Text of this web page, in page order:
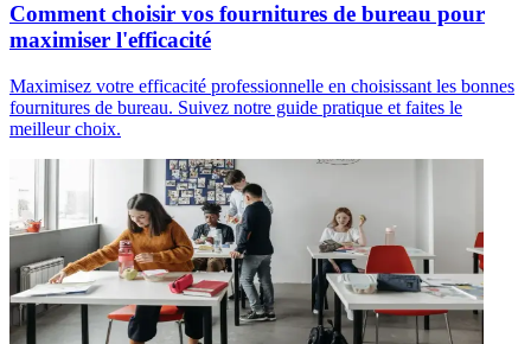
Comment choisir vos fournitures de bureau pour
maximiser l'efficacité
Maximisez votre efficacité professionnelle en choisissant les bonnes
fournitures de bureau. Suivez notre guide pratique et faites le
meilleur choix.